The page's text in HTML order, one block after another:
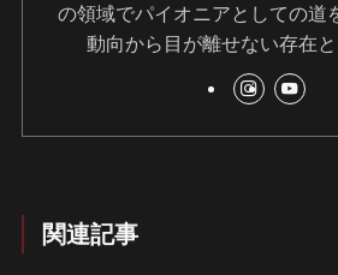
の領域でパイオニアとしての道
動向から目が離せない存在と
関連記事